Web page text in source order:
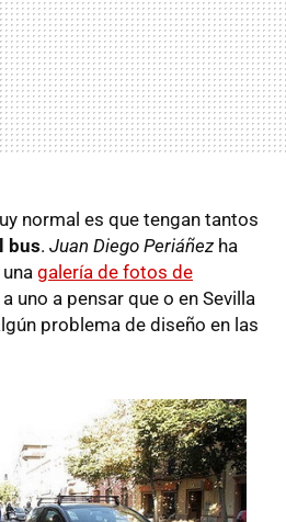
normal es que tengan tantos
bus. Juan Diego Periáñez ha
galería de fotos de
uno a pensar que o en Sevilla
problema de diseño en las